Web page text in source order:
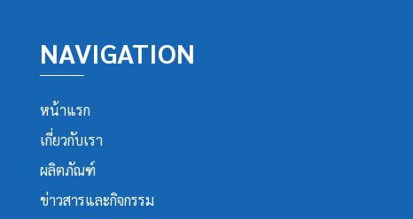
NAVIGATION
หน้าแรก
เกี่ยวกับเรา
ผลิตภัณฑ์
ข่าวสารและกิจกรรม